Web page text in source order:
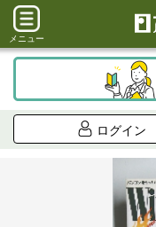
メニュー
ログイン